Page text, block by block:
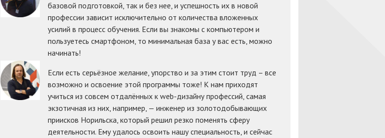
базовой подготовкой, так и без нее, и успешность их в новой
профессии зависит исключительно от количества вложенных
усилий в процесс обучения. Если вы знакомы с компьютером и
пользуетесь смартфоном, то минимальная база у вас есть, можно
начинать!
Если есть серьёзное желание, упорство и за этим стоит труд – все
возможно и освоение этой программы тоже! К нам приходят
учиться из совсем отдалённых к web-дизайну профессий, самая
экзотичная из них, например, — инженер из золотодобывающих
приисков Норильска, который решил резко поменять сферу
деятельности. Ему удалось освоить нашу специальность, и сейчас